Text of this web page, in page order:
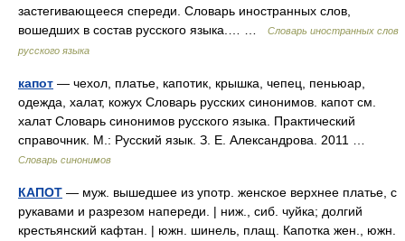
застегивающееся спереди. Словарь иностранных слов,
вошедших в состав русского языка.… …
Словарь иностранных слов
русского языка
капот — чехол, платье, капотик, крышка, чепец, пеньюар,
одежда, халат, кожух Словарь русских синонимов. капот см.
халат Словарь синонимов русского языка. Практический
справочник. М.: Русский язык. З. Е. Александрова. 2011 …
Словарь синонимов
КАПОТ — муж. вышедшее из употр. женское верхнее платье, с
рукавами и разрезом напереди. | ниж., сиб. чуйка; долгий
крестьянский кафтан. | южн. шинель, плащ. Капотка жен., южн.